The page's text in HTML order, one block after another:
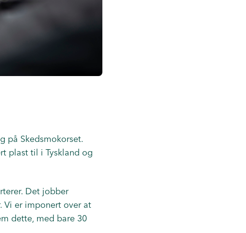
på Skedsmokorset.
plast til i Tyskland og
Det jobber
Vi er imponert over at
dette, med bare 30